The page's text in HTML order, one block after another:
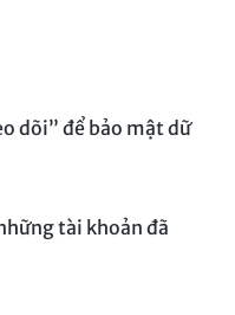
dõi” để bảo mật dữ
tài khoản đã